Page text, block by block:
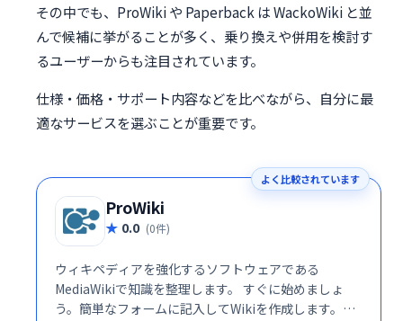
その中でも、ProWiki や Paperback は WackoWiki と並
んで候補に挙がることが多く、乗り換えや併用を検討す
るユーザーからも注目されています。
仕様・価格・サポート内容などを比べながら、自分に最
適なサービスを選ぶことが重要です。
よく比較されています
ProWiki
0.0 (0件)
ウィキペディアを強化するソフトウェアである
MediaWikiで知識を整理します。 すぐに始めましょ
う。簡単なフォームに記入してWikiを作成します。同